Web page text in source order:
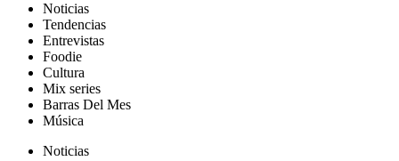
Noticias
Tendencias
Entrevistas
Foodie
Cultura
Mix series
Barras Del Mes
Música
Noticias